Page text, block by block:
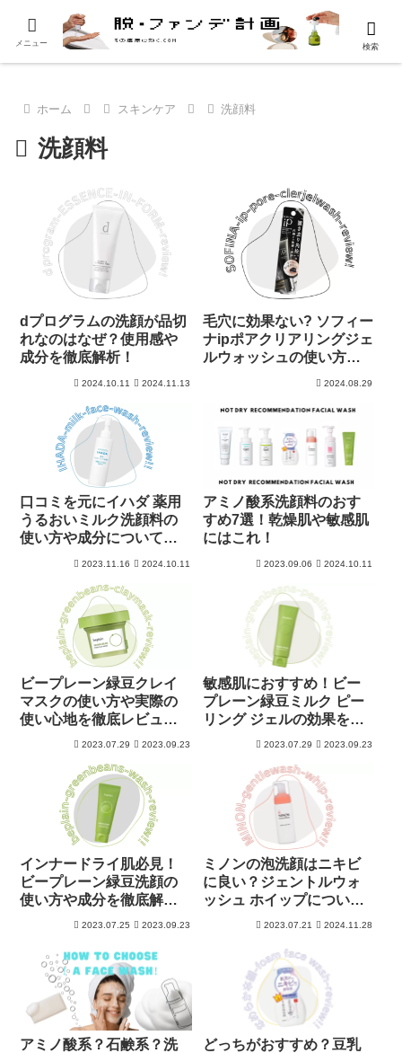
ホーム スキンケア 洗顔料
洗顔料
dプログラムの洗顔が品切
れなのはなぜ？使用感や
成分を徹底解析！
2024.10.11 2024.11.13
毛穴に効果ない? ソフィー
ナipポアクリアリングジェ
ルウォッシュの使い方や
2024.08.29
口コミを元にイハダ 薬用
うるおいミルク洗顔料の
使い方や成分について徹
2023.11.16 2024.10.11
アミノ酸系洗顔料のおす
すめ7選！乾燥肌や敏感肌
にはこれ！
2023.09.06 2024.10.11
ビープレーン緑豆クレイ
マスクの使い方や実際の
使い心地を徹底レビュ
2023.07.29 2023.09.23
敏感肌におすすめ！ビー
プレーン緑豆ミルク ピー
リング ジェルの効果をレ
2023.07.29 2023.09.23
インナードライ肌必見！
ビープレーン緑豆洗顔の
使い方や成分を徹底解
2023.07.25 2023.09.23
ミノンの泡洗顔はニキビ
に良い？ジェントルウォ
ッシュ ホイップについて
2023.07.21 2024.11.28
アミノ酸系？石鹸系？洗
どっちがおすすめ？豆乳
メニュー 検索